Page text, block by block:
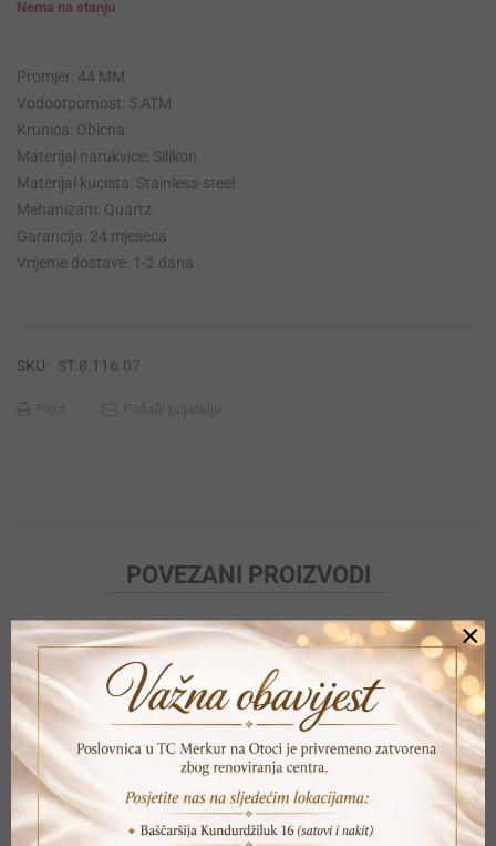
Nema na stanju
Promjer: 44 MM
Vodootpornost: 5 ATM
Krunica: Obicna
Materijal narukvice: Silikon
Materijal kucista: Stainless-steel
Mehanizam: Quartz
Garancija: 24 mjeseca
Vrijeme dostave: 1-2 dana
SKU: ST.8.116.07
POVEZANI PROIZVODI
×